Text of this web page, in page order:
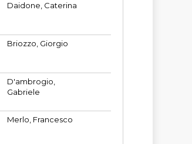
Daidone, Caterina
Briozzo, Giorgio
D'ambrogio,
Gabriele
Merlo, Francesco